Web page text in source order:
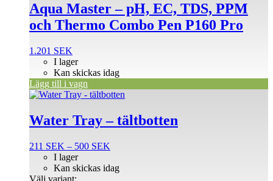
Aqua Master – pH, EC, TDS, PPM
och Thermo Combo Pen P160 Pro
1.201 SEK
I lager
Kan skickas idag
Lägg till i vagn
Water Tray – tältbotten
211 SEK – 500 SEK
till
I lager
Kan skickas idag
Välj variant:
Den
produkten
har
varianter.
olika